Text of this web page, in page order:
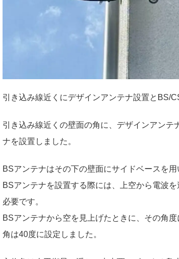
引き込み線近くにデザインアンテナ設置とBS/
引き込み線近くの壁面の角に、デザインアン
ナを設置しました。
BSアンテナはその下の壁面にサイドベースを用
BSアンテナを設置する際には、上空から電波
必要です。
BSアンテナから空を見上げたときに、その角
角は40度に設定しました。